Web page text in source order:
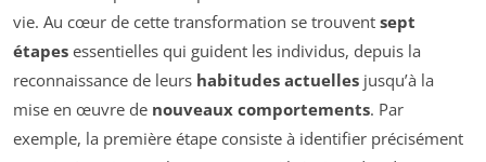
vie. Au cœur de cette transformation se trouvent sept
étapes essentielles qui guident les individus, depuis la
reconnaissance de leurs habitudes actuelles jusqu’à la
mise en œuvre de nouveaux comportements. Par
exemple, la première étape consiste à identifier précisément